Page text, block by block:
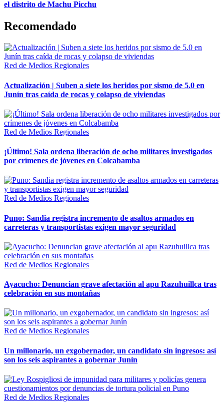
el distrito de Machu Picchu
Recomendado
Red de Medios Regionales
Actualización | Suben a siete los heridos por sismo de 5.0 en
Junín tras caída de rocas y colapso de viviendas
Red de Medios Regionales
¡Último! Sala ordena liberación de ocho militares investigados
por crímenes de jóvenes en Colcabamba
Red de Medios Regionales
Puno: Sandia registra incremento de asaltos armados en
carreteras y transportistas exigen mayor seguridad
Red de Medios Regionales
Ayacucho: Denuncian grave afectación al apu Razuhuillca tras
celebración en sus montañas
Red de Medios Regionales
Un millonario, un exgobernador, un candidato sin ingresos: así
son los seis aspirantes a gobernar Junín
Red de Medios Regionales